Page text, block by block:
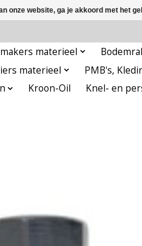
materieel
materieel PMB's,
Kroon-Oil Knel- en
onze website, ga je akkoord met het